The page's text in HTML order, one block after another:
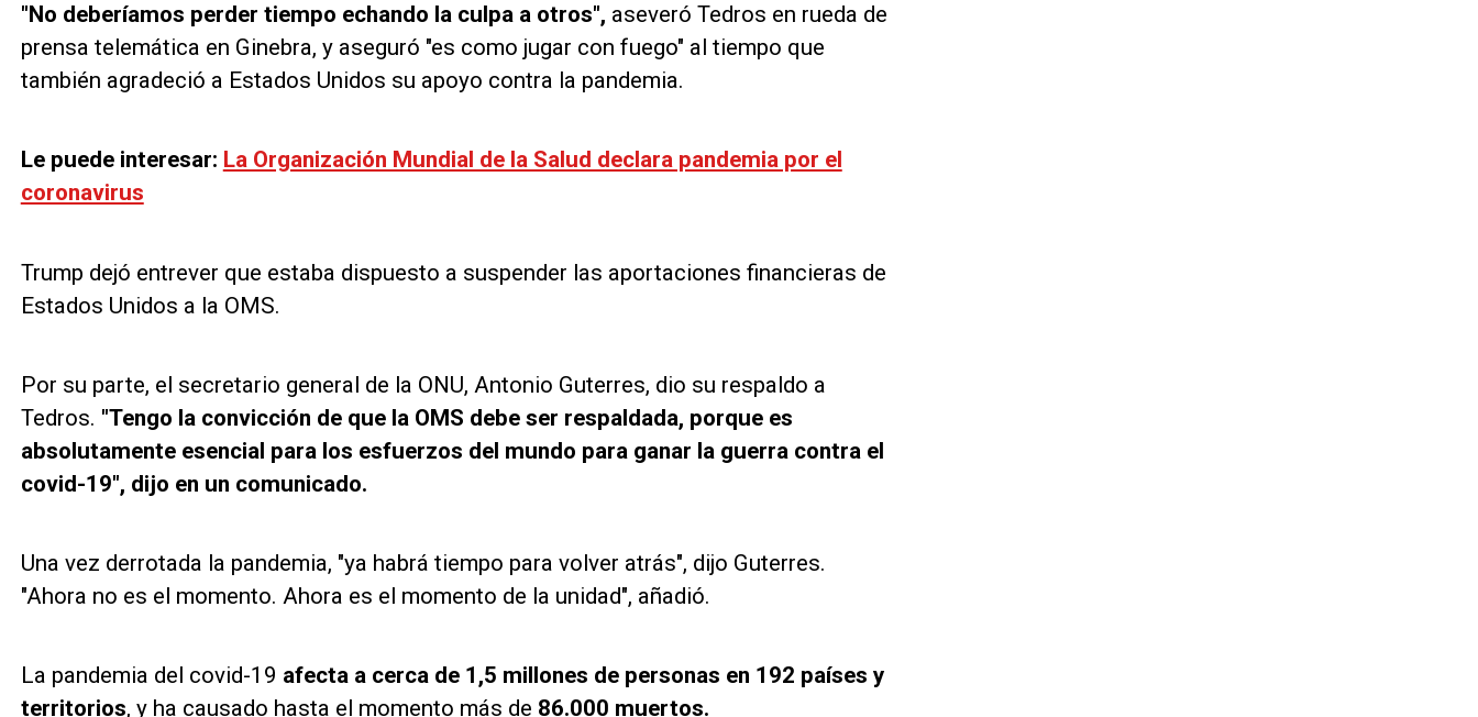
"No deberíamos perder tiempo echando la culpa a otros", aseveró Tedros en rueda de
prensa telemática en Ginebra, y aseguró "es como jugar con fuego" al tiempo que
también agradeció a Estados Unidos su apoyo contra la pandemia.
Le puede interesar: La Organización Mundial de la Salud declara pandemia por el
coronavirus
Trump dejó entrever que estaba dispuesto a suspender las aportaciones financieras de
Estados Unidos a la OMS.
Por su parte, el secretario general de la ONU, Antonio Guterres, dio su respaldo a
Tedros. "Tengo la convicción de que la OMS debe ser respaldada, porque es
absolutamente esencial para los esfuerzos del mundo para ganar la guerra contra el
covid-19", dijo en un comunicado.
Una vez derrotada la pandemia, "ya habrá tiempo para volver atrás", dijo Guterres.
"Ahora no es el momento. Ahora es el momento de la unidad", añadió.
La pandemia del covid-19 afecta a cerca de 1,5 millones de personas en 192 países y
territorios, y ha causado hasta el momento más de 86.000 muertos.